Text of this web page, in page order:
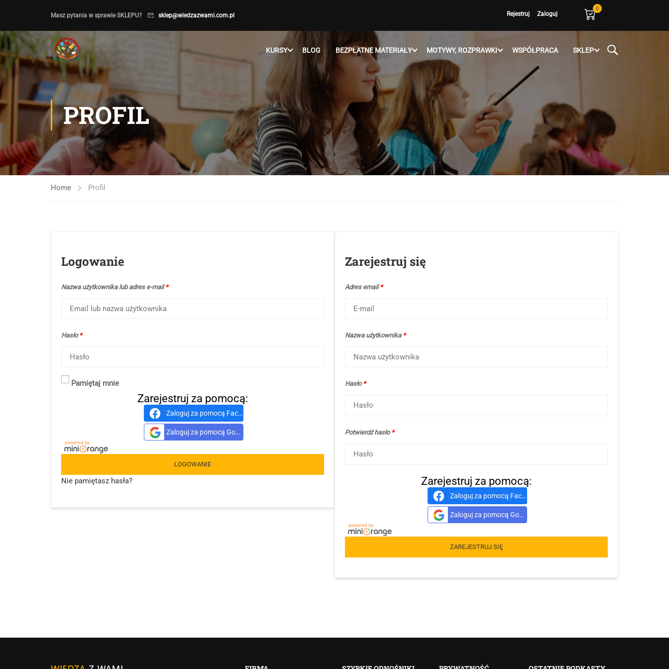
Masz pytania w sprawie SKLEPU? sklep@wiedzazwami.com.pl Rejestruj Zaloguj
0
KURSY BLOG BEZPŁATNE MATERIAŁY MOTYWY, ROZPRAWKI WSPÓŁPRACA SKLEP
PROFIL
Home Profil
Logowanie
Nazwa użytkownika lub adres e-mail *
Hasło *
Pamiętaj mnie
Zarejestruj za pomocą:
Zaloguj za pomocą Facebook
Zaloguj za pomocą Google
LOGOWANIE
Nie pamiętasz hasła?
Zarejestruj się
Adres email *
Nazwa użytkownika *
Hasło *
Potwierdź hasło *
Zarejestruj za pomocą:
Zaloguj za pomocą Facebook
Zaloguj za pomocą Google
ZAREJESTRUJ SIĘ